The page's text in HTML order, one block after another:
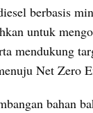
berbasis
untuk
mendukung
Net Zero
bahan